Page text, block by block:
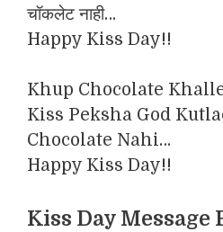
चॉकलेट नाही…
Happy Kiss Day!!
Khup Chocolate
Kiss Peksha God
Chocolate Nahi…
Happy Kiss Day!!
Kiss Day Message